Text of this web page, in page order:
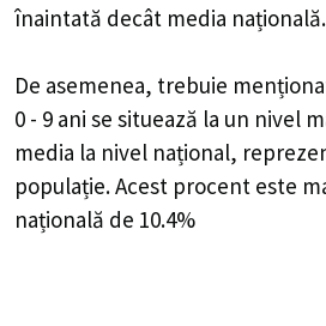
înaintată decât media națională.
De asemenea, trebuie
0 - 9 ani se situează la un nivel
media la nivel național,
populație. Acest procent este
națională de 10.4%